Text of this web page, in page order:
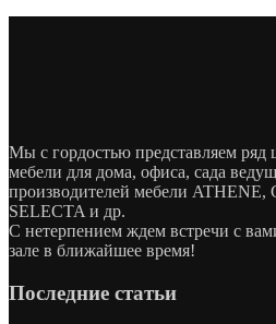
Мы с гордостью представляем ряд
мебели для дома, офиса, сада
производителей мебели
SELECTA и др.
С нетерпением ждем встречи с
зале в ближайшее время!
Последние статьи